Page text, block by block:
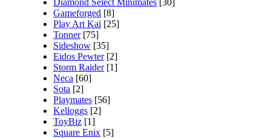
Diamond Select Minimates [30]
Gameforged [8]
Play Art Kaï [25]
Tonner [75]
Sideshow [35]
Eidos Pewter [2]
Storm Raider [1]
Neca [60]
Sota [2]
Playmates [56]
Kelloggs [2]
ToyBiz [1]
Square Enix [5]